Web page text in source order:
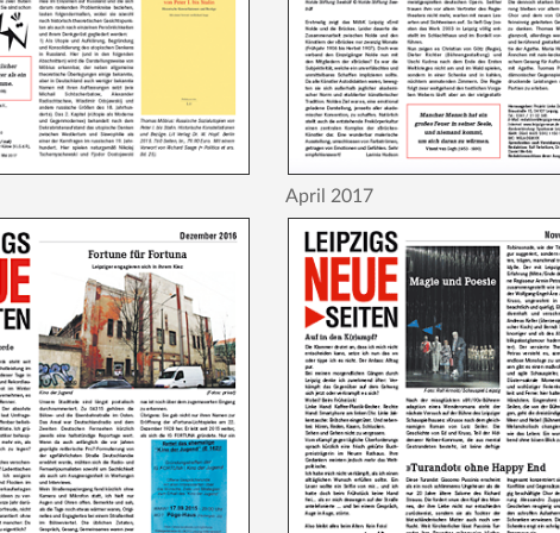
April 2017